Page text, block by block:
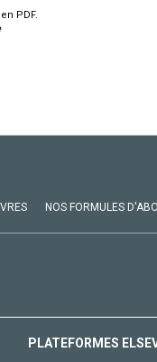
PDF.
NOS FORMULES
PLATEFORMES